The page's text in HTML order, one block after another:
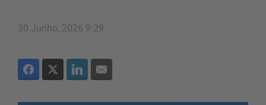
30 Junho, 2026 9:29